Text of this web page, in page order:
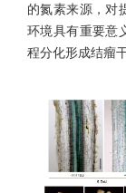
的氮素来源，对
环境具有重要意
程分化形成结瘤